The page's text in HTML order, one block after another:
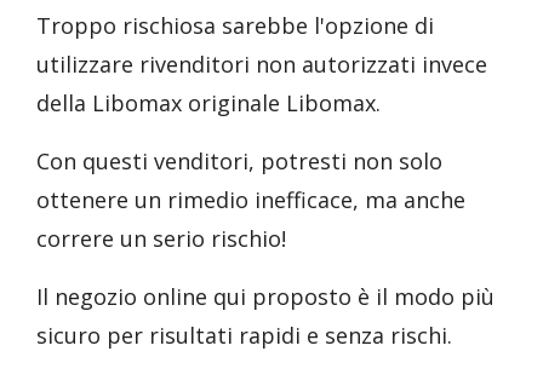
Troppo rischiosa sarebbe l'opzione di
utilizzare rivenditori non autorizzati invece
della Libomax originale Libomax.
Con questi venditori, potresti non solo
ottenere un rimedio inefficace, ma anche
correre un serio rischio!
Il negozio online qui proposto è il modo più
sicuro per risultati rapidi e senza rischi.